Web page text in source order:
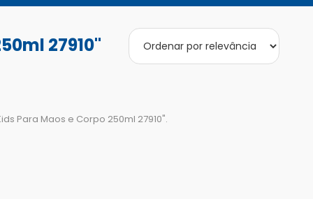
27910"
Para Maos e Corpo 250ml 27910".